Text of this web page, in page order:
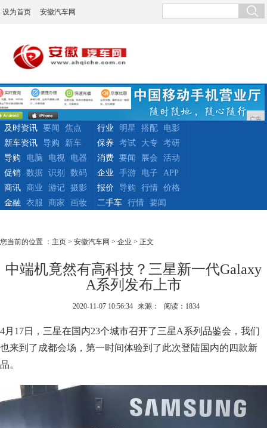
设为首页 安徽汽车网
广告
及时资讯 要闻
焦点
新车资讯
导购 新车
行业 明星 搭配
电影
保养
考试 大专
考研
导购
电脑 电视
电器
促销
数据 识别 数码
消费 要闻 展会
活动
企业
手游 电子
APP
商讯
商业 游记
摄影
金融
衣服 商家 画妆
报价 导购 行情
价格
二手车
行情 要闻
您当前的位置 ： 主页 > 安徽汽车网 > 企业 > 正文
中端机竟然有高科技？三星新一代Galaxy
A系列发布上市
2020-11-07 10:56:34 来源： 阅读：1834
4月17日，三星在国内23个城市召开了三星A系列品鉴会，我们
也来到了成都会场，第一时间体验到了此次登陆国内的四款新
品。